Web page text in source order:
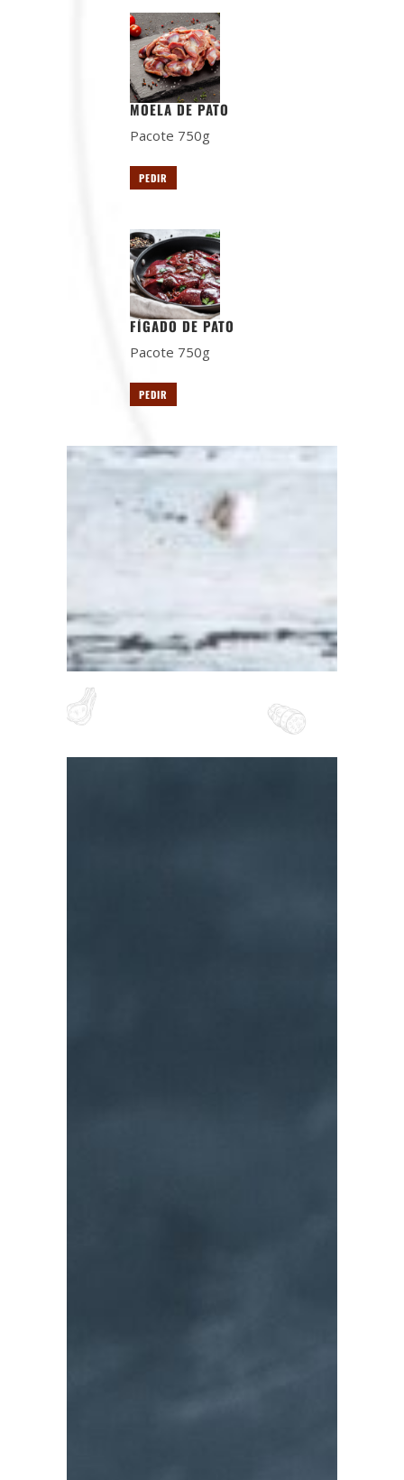
MOELA DE PATO
Pacote 750g
PEDIR
FÍGADO DE PATO
Pacote 750g
PEDIR